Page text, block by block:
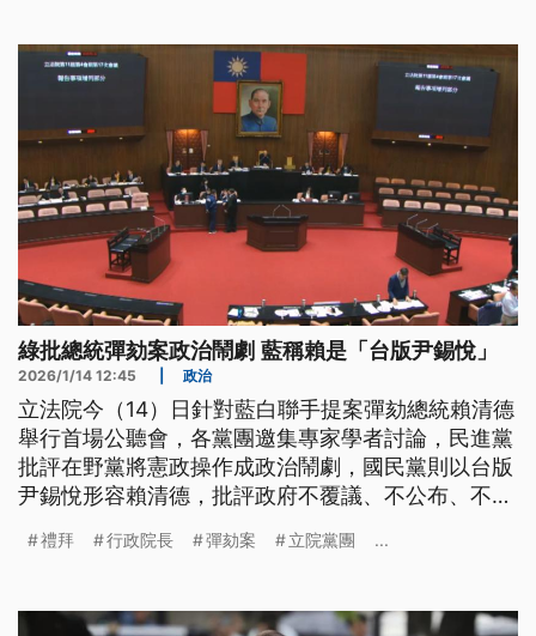
說自己的政治嗅覺不靈敏，怎麼可能策劃長期獨裁。
而當聽到自己被求處死刑時，據說他的臉上浮現出一
綠批總統彈劾案政治鬧劇 藍稱賴是「台版尹錫悅」
2026/1/14 12:45 政治
立法院今（14）日針對藍白聯手提案彈劾總統賴清德
舉行首場公聽會，各黨團邀集專家學者討論，民進黨
批評在野黨將憲政操作成政治鬧劇，國民黨則以台版
尹錫悅形容賴清德，批評政府不覆議、不公布、不執
邀請賴清德到國會說明，對此總統府表示尊重，但希
禮拜 行政院長 彈劾案 立院黨團 ...